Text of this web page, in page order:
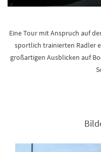
Eine Tour mit Anspruch auf
sportlich trainierten Radler
großartigen Ausblicken auf